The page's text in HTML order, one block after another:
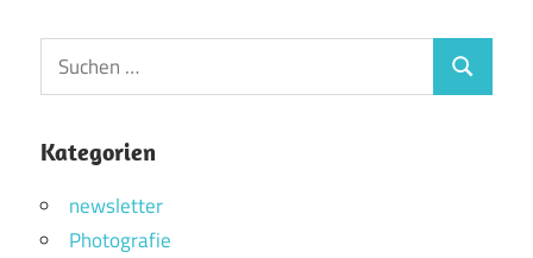
Suchen
nach:
Suchen
Kategorien
newsletter
Photografie